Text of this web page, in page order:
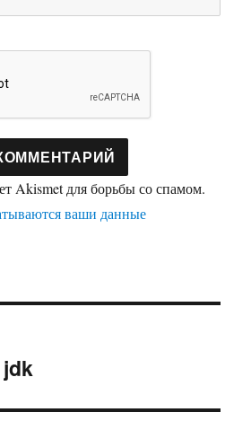
Akismet для борьбы со спамом.
ваши данные